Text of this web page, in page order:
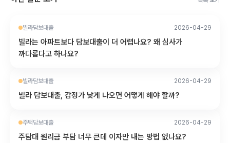
빌라담보대출 2026-04-29
빌라는 아파트보다 담보대출이 더 어렵나요? 왜 심사가
까다롭다고 하나요?
빌라담보대출 2026-04-29
빌라 담보대출, 감정가 낮게 나오면 어떻게 해야 할까?
주택담보대출 2026-04-29
주담대 원리금 부담 너무 큰데 이자만 내는 방법 없나요?